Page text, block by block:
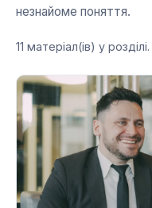
незнайоме поняття.
11 матеріал(ів) у